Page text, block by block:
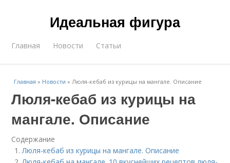
Идеальная фигура
Главная Новости Статьи
Главная » Новости »Люля-кебаб из курицы на мангале. Описание
Люля-кебаб из курицы на
мангале. Описание
Содержание
Люля-кебаб из курицы на мангале. Описание